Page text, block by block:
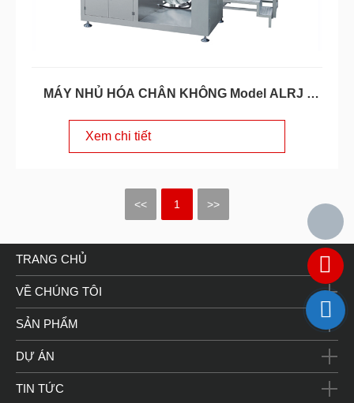
MÁY NHỦ HÓA CHÂN KHÔNG Model ALRJ -
Xem chi tiết
<< 1 >>
TRANG CHỦ
VỀ CHÚNG TÔI
SẢN PHẨM
DỰ ÁN
TIN TỨC